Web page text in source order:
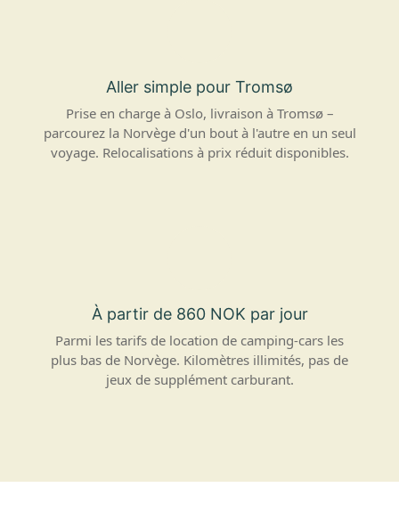
Aller simple pour Tromsø
Prise en charge à Oslo, livraison à Tromsø –
parcourez la Norvège d'un bout à l'autre en un seul
voyage. Relocalisations à prix réduit disponibles.
À partir de 860 NOK par jour
Parmi les tarifs de location de camping-cars les
plus bas de Norvège. Kilomètres illimités, pas de
jeux de supplément carburant.